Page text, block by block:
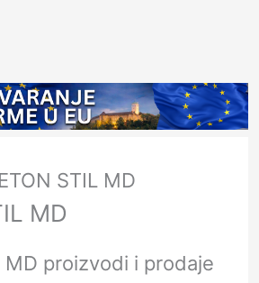
STIL MD
MD
MD proizvodi i prodaje